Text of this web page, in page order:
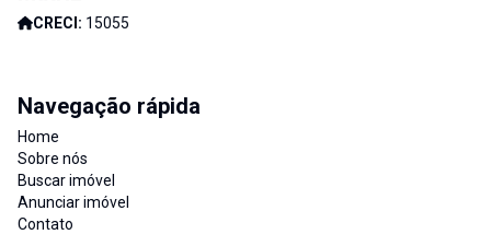
CRECI: 15055
Navegação rápida
Home
Sobre nós
Buscar imóvel
Anunciar imóvel
Contato